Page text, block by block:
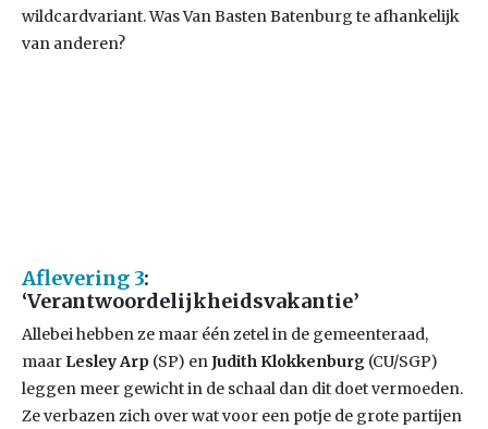
wildcardvariant. Was Van Basten Batenburg te afhankelijk
van anderen?
Aflevering 3:
‘Verantwoordelijkheidsvakantie’
Allebei hebben ze maar één zetel in de gemeenteraad,
maar Lesley Arp (SP) enJudith Klokkenburg (CU/SGP)
leggen meer gewicht in de schaal dan dit doet vermoeden.
Ze verbazen zich over wat voor een potje de grote partijen